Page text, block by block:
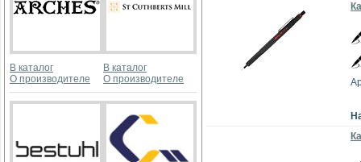
В каталог
О производителе
В каталог
О производителе